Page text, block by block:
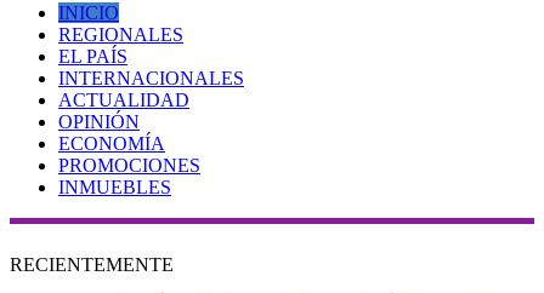
INICIO
REGIONALES
EL PAÍS
INTERNACIONALES
ACTUALIDAD
OPINIÓN
ECONOMÍA
PROMOCIONES
INMUEBLES
RECIENTEMENTE